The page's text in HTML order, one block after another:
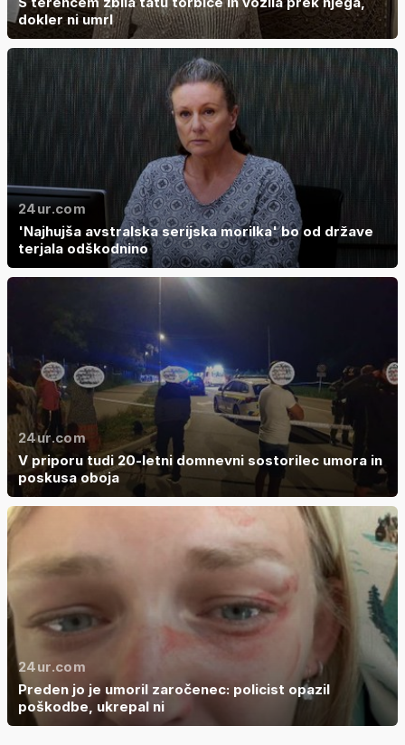
dokler ni umrl
24ur.com
'Najhujša avstralska serijska morilka' bo od države
terjala odškodnino
24ur.com
V priporu tudi 20-letni domnevni sostorilec umora in
poskusa oboja
24ur.com
Preden jo je umoril zaročenec: policist opazil
poškodbe, ukrepal ni